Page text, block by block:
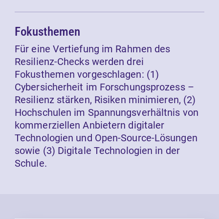
Fokusthemen
Für eine Vertiefung im Rahmen des
Resilienz-Checks werden drei
Fokusthemen vorgeschlagen: (1)
Cybersicherheit im Forschungsprozess –
Resilienz stärken, Risiken minimieren, (2)
Hochschulen im Spannungsverhältnis von
kommerziellen Anbietern digitaler
Technologien und Open-Source-Lösungen
sowie (3) Digitale Technologien in der
Schule.